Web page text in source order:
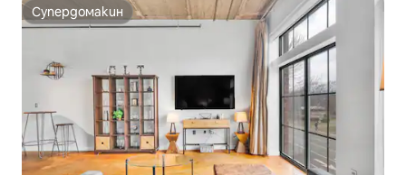
Супердомакин
Супердомакин